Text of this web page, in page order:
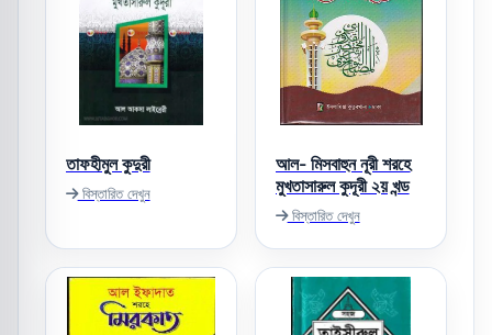
তাফহীমুল কুদুরী
বিস্তারিত দেখুন
আল- মিসবাহুন নূরী শরহে
মুখতাসারুল কুদূরী ২য় খন্ড
বিস্তারিত দেখুন